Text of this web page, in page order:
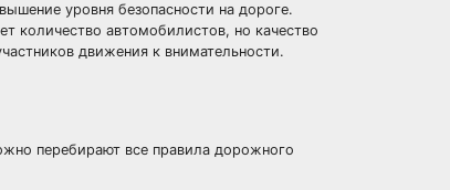
уровня безопасности на дороге.
количество автомобилистов, но качество
движения к внимательности.
перебирают все правила дорожного